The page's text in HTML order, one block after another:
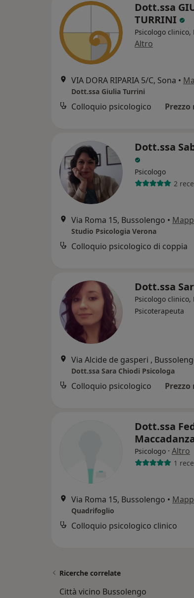
Dott.ssa
TURRINI
Psicologo clinico,
Altro
VIA DORA RIPARIA 5/C, Sona •
Dott.ssa Giulia Turrini
Colloquio psicologico
Dott.ssa
Psicologo
2
Via Roma 15, Bussolengo •
Studio Psicologia Verona
Colloquio psicologico di coppia
Dott.ssa
Psicologo clinico,
Psicoterapeuta
Via Alcide de gasperi ,
Dott.ssa Sara Chiodi Psicologa
Colloquio psicologico
Dott.ssa
Psicologo · Altro
1
Via Roma 15, Bussolengo •
Quadrifoglio
Colloquio psicologico clinico
Ricerche correlate
Città vicino Bussolengo